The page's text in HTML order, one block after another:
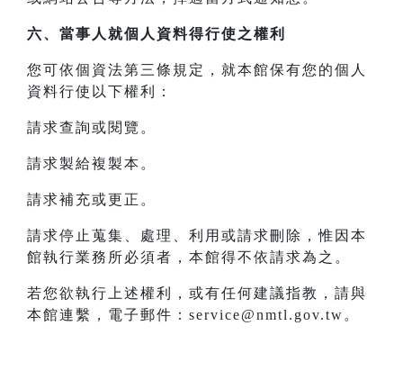
六、當事人就個人資料得行使之權利
您可依個資法第三條規定，就本館保有您的個人
資料行使以下權利：
請求查詢或閱覽。
請求製給複製本。
請求補充或更正。
請求停止蒐集、處理、利用或請求刪除，惟因本
館執行業務所必須者，本館得不依請求為之。
若您欲執行上述權利，或有任何建議指教，請與
本館連繫，電子郵件：service@nmtl.gov.tw。